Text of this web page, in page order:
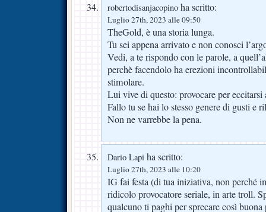
robertodisanjacopino ha scritto:
Luglio 27th, 2023 alle 09:50
TheGold, è una storia lunga.
Tu sei appena arrivato e non conosci
Vedi, a te rispondo con le parole, a
perchè facendolo ha erezioni
stimolare.
Lui vive di questo: provocare per eccitarsi
Fallo tu se hai lo stesso genere di gusti e
Non ne varrebbe la pena.
Dario Lapi ha scritto:
Luglio 27th, 2023 alle 10:20
IG fai festa (di tua iniziativa, non perché
ridicolo provocatore seriale, in arte troll.
qualcuno ti paghi per sprecare così